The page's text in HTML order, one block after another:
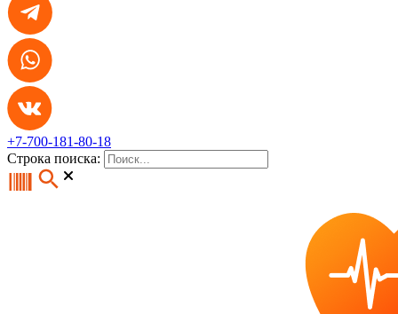
+7-700-181-80-18
Строка поиска: